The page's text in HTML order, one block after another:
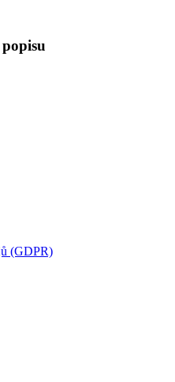
(GDPR)